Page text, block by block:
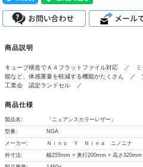
商品説明
キューブ構造でＡ４フラットファイル対応 ／ ミ
能など、体感重量を軽減する機能がたくさん ／
工業会 認定ランドセル ／
商品仕様
製品名:
『ニュアンスカラーレザー』
型番:
NGA
メーカー:
Ｎｉｎｏ Ｙ Ｎｉｎａ ニノニナ
外寸法:
幅255mm × 奥行200mm × 高さ320mm